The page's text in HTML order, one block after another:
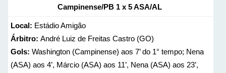
Campinense/PB 1 x 5 ASA/AL
Local: Estádio Amigão
Árbitro: André Luiz de Freitas Castro (GO)
Gols: Washington (Campinense) aos 7’ do 1° tempo; Nena
(ASA) aos 4’, Márcio (ASA) aos 11’, Nena (ASA) aos 23’,